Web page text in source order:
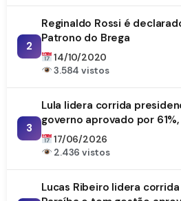
2
Reginaldo Rossi é
Patrono do Brega
14/10/2020
3.584 vistos
3
Lula lidera corrida
governo aprovado por
17/06/2026
2.436 vistos
Lucas Ribeiro lidera